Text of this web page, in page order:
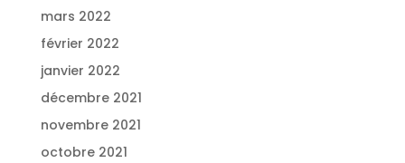
mars 2022
février 2022
janvier 2022
décembre 2021
novembre 2021
octobre 2021